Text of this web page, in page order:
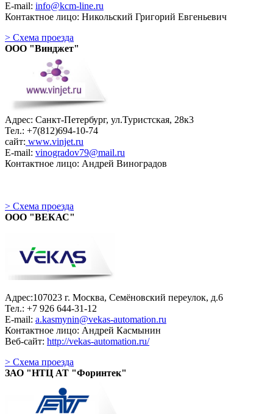
E-mail: info@kcm-line.ru
Контактное лицо: Никольский Григорий Евгеньевич
> Схема проезда
ООО "Винджет"
Адрес: Санкт-Петербург, ул.Туристская, 28к3
Тел.: +7(812)694-10-74
сайт: www.vinjet.ru
E-mail: vinogradov79@mail.ru
Контактное лицо: Андрей Виноградов
> Схема проезда
ООО "ВЕКАС"
Адрес:107023 г. Москва, Семёновский переулок, д.6
Тел.: +7 926 644-31-12
E-mail: a.kasmynin@vekas-automation.ru
Контактное лицо: Андрей Касмынин
Веб-сайт: http://vekas-automation.ru/
> Схема проезда
ЗАО "НТЦ АТ "Форинтек"